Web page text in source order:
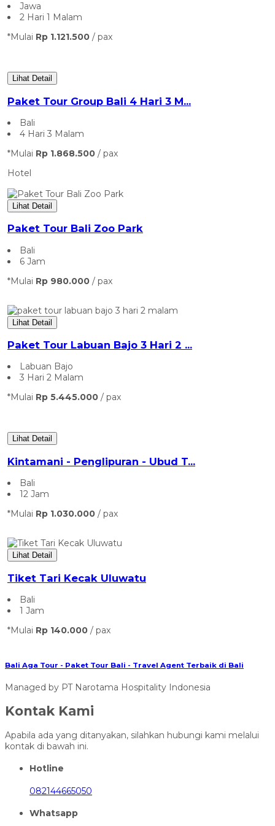
Jawa
2 Hari 1 Malam
*Mulai Rp 1.121.500 / pax
Lihat Detail
Paket Tour Group Bali 4 Hari 3 M...
Bali
4 Hari 3 Malam
*Mulai Rp 1.868.500 / pax
Hotel
Lihat Detail
Paket Tour Bali Zoo Park
Bali
6 Jam
*Mulai Rp 980.000 / pax
Lihat Detail
Paket Tour Labuan Bajo 3 Hari 2 ...
Labuan Bajo
3 Hari 2 Malam
*Mulai Rp 5.445.000 / pax
Lihat Detail
Kintamani - Penglipuran - Ubud T...
Bali
12 Jam
*Mulai Rp 1.030.000 / pax
Lihat Detail
Tiket Tari Kecak Uluwatu
Bali
1 Jam
*Mulai Rp 140.000 / pax
Bali Aga Tour - Paket Tour Bali - Travel Agent Terbaik di Bali
Managed by PT Narotama Hospitality Indonesia
Kontak Kami
Apabila ada yang ditanyakan, silahkan hubungi kami melalui
kontak di bawah ini.
Hotline
082144665050
Whatsapp